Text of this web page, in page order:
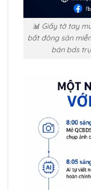
📊 Giấy tờ tay
bất đông sản
bán bds